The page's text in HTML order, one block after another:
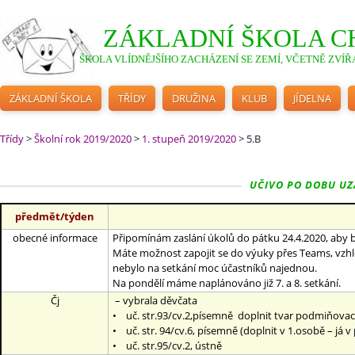
ZÁKLADNÍ ŠKOLA
ŠKOLA VLÍDNĚJŠÍHO ZACHÁZENÍ SE ZEMÍ, VČETNĚ
ZÁKLADNÍ ŠKOLA TŘÍDY DRUŽINA KLUB JÍDELNA
Třídy>Školní rok 2019/2020> 1. stupeň 2019/2020> 5.B
UČIVO PO DOBU
předmět/týden
obecné informace
Připomínám zaslání úkolů do pátku 24.4.2020, aby
Máte možnost zapojit se do výuky přes Teams,
nebylo na setkání moc účastníků najednou.
Na pondělí máme naplánováno již 7. a 8. setkání.
Čj
– vybrala děvčata
• uč. str.93/cv.2,písemně doplnit tvar
• uč. str. 94/cv.6, písemně (doplnit v 1.osobě – já
• uč. str.95/cv.2, ústně